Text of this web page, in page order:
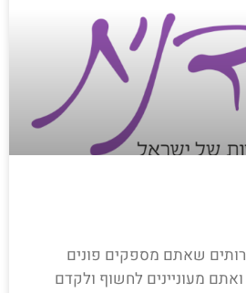
שאתם מספקים פונים
מעוניינים לחשוף ולקדם